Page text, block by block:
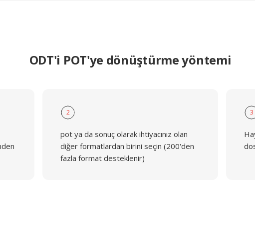
ODT'i POT'ye dönüştürme yöntemi
2
pot ya da sonuç olarak ihtiyacınız olan
diğer formatlardan birini seçin (200'den
fazla format desteklenir)
3